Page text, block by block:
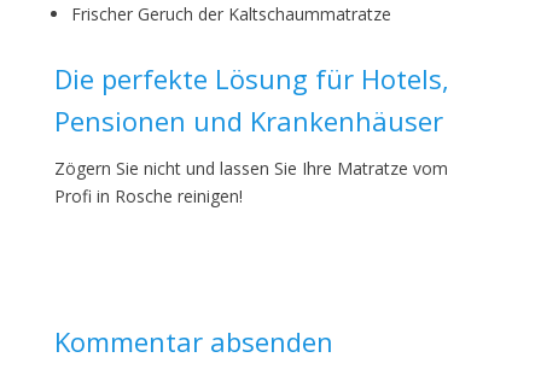
Frischer Geruch der Kaltschaummatratze
Die perfekte Lösung für Hotels,
Pensionen und Krankenhäuser
Zögern Sie nicht und lassen Sie Ihre Matratze vom
Profi in Rosche reinigen!
Kommentar absenden